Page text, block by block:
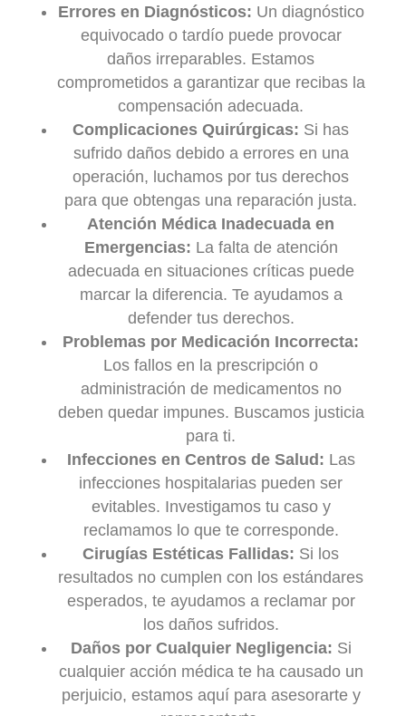
Errores en Diagnósticos: Un diagnóstico
equivocado o tardío puede provocar
daños irreparables. Estamos
comprometidos a garantizar que recibas la
compensación adecuada.
Complicaciones Quirúrgicas: Si has
sufrido daños debido a errores en una
operación, luchamos por tus derechos
para que obtengas una reparación justa.
Atención Médica Inadecuada en
Emergencias: La falta de atención
adecuada en situaciones críticas puede
marcar la diferencia. Te ayudamos a
defender tus derechos.
Problemas por Medicación Incorrecta:
Los fallos en la prescripción o
administración de medicamentos no
deben quedar impunes. Buscamos justicia
para ti.
Infecciones en Centros de Salud: Las
infecciones hospitalarias pueden ser
evitables. Investigamos tu caso y
reclamamos lo que te corresponde.
Cirugías Estéticas Fallidas: Si los
resultados no cumplen con los estándares
esperados, te ayudamos a reclamar por
los daños sufridos.
Daños por Cualquier Negligencia: Si
cualquier acción médica te ha causado un
perjuicio, estamos aquí para asesorarte y